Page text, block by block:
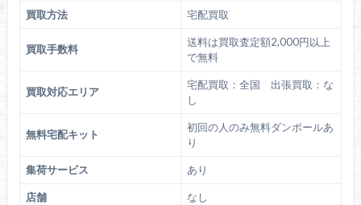
買取方法 宅配買取
買取手数料
送料は買取査定額2,000円以上
で無料
買取対応エリア
宅配買取：全国 出張買取：な
し
無料宅配キット
初回の人のみ無料ダンボールあ
り
集荷サービス あり
店舗 なし